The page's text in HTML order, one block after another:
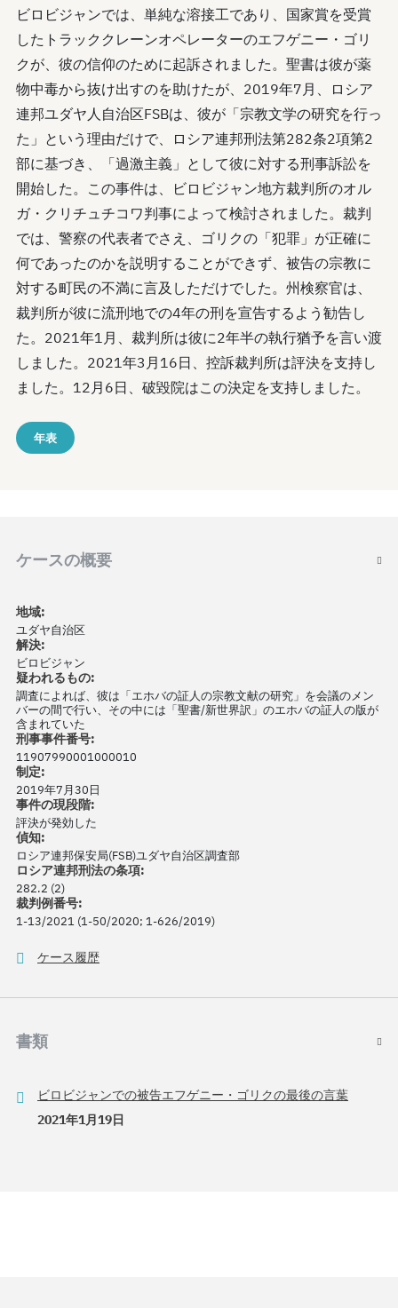
ビロビジャンでは、単純な溶接工であり、国家賞を受賞
したトラッククレーンオペレーターのエフゲニー・ゴリ
クが、彼の信仰のために起訴されました。聖書は彼が薬
物中毒から抜け出すのを助けたが、2019年7月、ロシア
連邦ユダヤ人自治区FSBは、彼が「宗教文学の研究を行っ
た」という理由だけで、ロシア連邦刑法第282条2項第2
部に基づき、「過激主義」として彼に対する刑事訴訟を
開始した。この事件は、ビロビジャン地方裁判所のオル
ガ・クリチュチコワ判事によって検討されました。裁判
では、警察の代表者でさえ、ゴリクの「犯罪」が正確に
何であったのかを説明することができず、被告の宗教に
対する町民の不満に言及しただけでした。州検察官は、
裁判所が彼に流刑地での4年の刑を宣告するよう勧告し
た。2021年1月、裁判所は彼に2年半の執行猶予を言い渡
しました。2021年3月16日、控訴裁判所は評決を支持し
ました。12月6日、破毀院はこの決定を支持しました。
年表
ケースの概要
地域:
ユダヤ自治区
解決:
ビロビジャン
疑われるもの:
調査によれば、彼は「エホバの証人の宗教文献の研究」を会議のメン
バーの間で行い、その中には「聖書/新世界訳」のエホバの証人の版が
含まれていた
刑事事件番号:
11907990001000010
制定:
2019年7月30日
事件の現段階:
評決が発効した
偵知:
ロシア連邦保安局(FSB)ユダヤ自治区調査部
ロシア連邦刑法の条項:
282.2 (2)
裁判例番号:
1-13/2021 (1-50/2020; 1-626/2019)
ケース履歴
書類
ビロビジャンでの被告エフゲニー・ゴリクの最後の言葉
2021年1月19日